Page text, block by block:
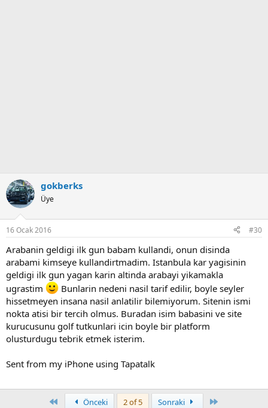
Tıpkı boya gibi ya da boyanın üzerindeki cila gibi onu da
korumak gerekiyor. Yoksa doğru koşullar altında 20-22
daha önce yok etmek de mümkün..
gokberks
Üye
16 Ocak 2016 #30
Arabanin geldigi ilk gun babam kullandi, onun disinda
arabami kimseye kullandirtmadim. Istanbula kar yagisinin
geldigi ilk gun yagan karin altinda arabayi yikamakla
ugrastim
Bunlarin nedeni nasil tarif edilir, boyle seyler
hissetmeyen insana nasil anlatilir bilemiyorum. Sitenin ismi
nokta atisi bir tercih olmus. Buradan isim babasini ve site
kurucusunu golf tutkunlari icin boyle bir platform
olusturdugu tebrik etmek isterim.
Sent from my iPhone using Tapatalk
Önceki 2 of 5 Sonraki